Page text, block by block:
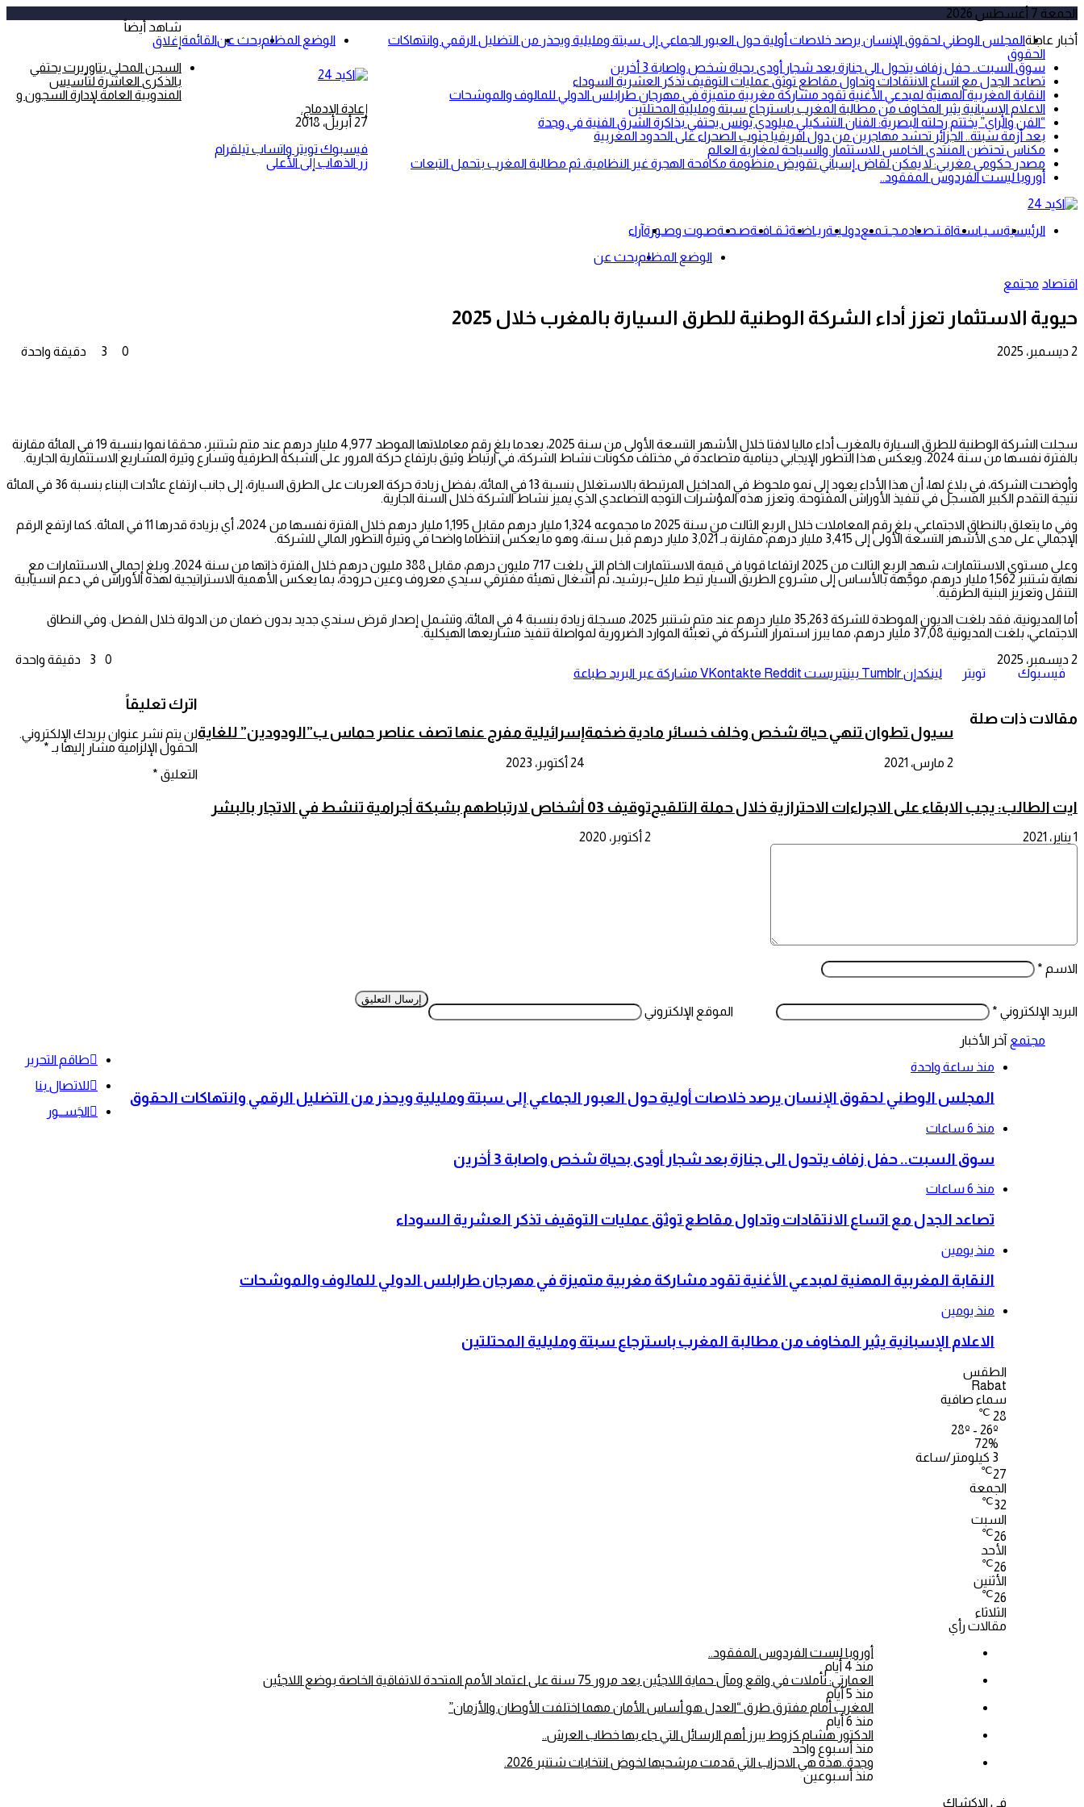
الجمعة 7 أغسطس 2026
أخبار عاجلةالمجلس الوطني لحقوق الإنسان يرصد خلاصات أولية حول العبور الجماعي إلى سبتة ومليلية ويحذر من التضليل الرقمي وانتهاكات
الحقوق
سوق السبت.. حفل زفاف يتحول الى جنازة بعد شجار أودى بحياة شخص واصابة 3 أخرين
تصاعد الجدل مع اتساع الانتقادات وتداول مقاطع توثق عمليات التوقيف تذكر العشرية السوداء
النقابة المغربية المهنية لمبدعي الأغنية تقود مشاركة مغربية متميزة في مهرجان طرابلس الدولي للمالوف والموشحات
الاعلام الإسبانية يثير المخاوف من مطالبة المغرب باسترجاع سبتة ومليلية المحتلتين
“الفن والراي” يختتم رحلته البصرية: الفنان التشكيلي ميلودي يونس يحتفي بذاكرة الشرق الفنية في وجدة
بعد أزمة سبتة.. الجزائر تحشد مهاجرين من دول افريقيا جنوب الصحراء على الحدود المغربية
مكناس تحتضن المنتدى الخامس للاستثمار والسياحة لمغاربة العالم
مصدر حكومي مغربي: لا يمكن لقاض إسباني تقويض منظومة مكافحة الهجرة غير النظامية، ثم مطالبة المغرب بتحمل التبعات
أوروبا ليست الفردوس المفقود..
القائمةبحث عنالوضع المظلم
الرئيسيةسـيـاســةاقـتـصــادمـجـتـمــعدولـيــةريـاضــةثـقـافــةصـحــةصـوت وصـورةآراء
بحث عنالوضع المظلم
اقتصاد مجتمع
حيوية الاستثمار تعزز أداء الشركة الوطنية للطرق السيارة بالمغرب خلال 2025
2 ديسمبر، 2025 0 دقيقة واحدة
سجلت الشركة الوطنية للطرق السيارة بالمغرب أداء ماليا لافتا خلال الأشهر التسعة الأولى من سنة 2025، بعدما بلغ رقم معاملاتها الموطد 4,977 مليار درهم عند متم شتنبر، محققا نموا بنسبة 19 في المائة مقارنة
بالفترة نفسها من سنة 2024. ويعكس هذا التطور الإيجابي دينامية متصاعدة في مختلف مكونات نشاط الشركة، في ارتباط وثيق بارتفاع حركة المرور على الشبكة الطرقية وتسارع وتيرة المشاريع الاستثمارية الجارية.
وأوضحت الشركة، في بلاغ لها، أن هذا الأداء يعود إلى نمو ملحوظ في المداخيل المرتبطة بالاستغلال بنسبة 13 في المائة، بفضل زيادة حركة العربات على الطرق السيارة، إلى جانب ارتفاع عائدات البناء بنسبة 36 في المائة
نتيجة التقدم الكبير المسجل في تنفيذ الأوراش المفتوحة. وتعزز هذه المؤشرات التوجه التصاعدي الذي يميز نشاط الشركة خلال السنة الجارية.
وفي ما يتعلق بالنطاق الاجتماعي، بلغ رقم المعاملات خلال الربع الثالث من سنة 2025 ما مجموعه 1,324 مليار درهم مقابل 1,195 مليار درهم خلال الفترة نفسها من 2024، أي بزيادة قدرها 11 في المائة. كما ارتفع الرقم
الإجمالي على مدى الأشهر التسعة الأولى إلى 3,415 مليار درهم، مقارنة بـ 3,021 مليار درهم قبل سنة، وهو ما يعكس انتظاما واضحا في وتيرة التطور المالي للشركة.
وعلى مستوى الاستثمارات، شهد الربع الثالث من 2025 ارتفاعا قويا في قيمة الاستثمارات الخام التي بلغت 717 مليون درهم، مقابل 388 مليون درهم خلال الفترة ذاتها من سنة 2024. وبلغ إجمالي الاستثمارات مع
نهاية شتنبر 1,562 مليار درهم، موجَّهة بالأساس إلى مشروع الطريق السيار تيط مليل–برشيد، ثم أشغال تهيئة مفترقي سيدي معروف وعين حرودة، بما يعكس الأهمية الاستراتيجية لهذه الأوراش في دعم انسيابية
التنقل وتعزيز البنية الطرقية.
أما المديونية، فقد بلغت الديون الموطدة للشركة 35,263 مليار درهم عند متم شتنبر 2025، مسجلة زيادة بنسبة 4 في المائة، وتشمل إصدار قرض سندي جديد بدون ضمان من الدولة خلال الفصل. وفي النطاق
الاجتماعي، بلغت المديونية 37,08 مليار درهم، مما يبرز استمرار الشركة في تعبئة الموارد الضرورية لمواصلة تنفيذ مشاريعها الهيكلية.
2 ديسمبر، 2025
0
دقيقة واحدة
فيسبوك
تويتر لينكدإن بينتيريست مشاركة عبر البريد طباعة
مقالات ذات صلة
سيول تطوان تنهي حياة شخص وخلف خسائر مادية ضخمة
2 مارس، 2021
إسرائيلية مفرج عنها تصف عناصر حماس ب”الودودين” للغاية
24 أكتوبر، 2023
ايت الطالب: يجب الابقاء على الاجراءات الاحترازية خلال حملة التلقيح
1 يناير، 2021
توقيف 03 أشخاص لارتباطهم بشبكة أجرامية تنشط في الاتجار بالبشر
2 أكتوبر، 2020
اترك تعليقاً
لن يتم نشر عنوان بريدك الإلكتروني.
الحقول الإلزامية مشار إليها بـ *
التعليق *
الاسم *
البريد الإلكتروني * الموقع الإلكتروني
شاهد أيضاً
إغلاق
مجتمع
السجن المحلي بتاوريرت يحتفي
بالذكرى العاشرة لتأسيس
المندوبية العامة لإدارة السجون و
إعادة الإدماج.
27 أبريل، 2018
آخر الأخبار
منذ ساعة واحدة
المجلس الوطني لحقوق الإنسان يرصد خلاصات أولية حول العبور الجماعي إلى سبتة ومليلية ويحذر من التضليل الرقمي وانتهاكات الحقوق
منذ 6 ساعات
سوق السبت.. حفل زفاف يتحول الى جنازة بعد شجار أودى بحياة شخص واصابة 3 أخرين
منذ 6 ساعات
تصاعد الجدل مع اتساع الانتقادات وتداول مقاطع توثق عمليات التوقيف تذكر العشرية السوداء
منذ يومين
النقابة المغربية المهنية لمبدعي الأغنية تقود مشاركة مغربية متميزة في مهرجان طرابلس الدولي للمالوف والموشحات
منذ يومين
الاعلام الإسبانية يثير المخاوف من مطالبة المغرب باسترجاع سبتة ومليلية المحتلتين
الطقس
Rabat
سماء صافية
28
℃
28º - 26º
72%
3 كيلومتر/ساعة
27
℃
الجمعة
32
℃
السبت
26
℃
الأحد
26
℃
الأثنين
26
℃
الثلاثاء
مقالات رأي
أوروبا ليست الفردوس المفقود..
منذ 4 أيام
العمارتي: تأملات في واقع ومآل حماية اللاجئين بعد مرور 75 سنة على اعتماد الأمم المتحدة للاتفاقية الخاصة بوضع اللاجئين
منذ 5 أيام
المغرب أمام مفترق طرق “العدل هو أساس الأمان مهما اختلفت الأوطان والأزمان”
منذ 6 أيام
الدكتور هشام كزوط يبرز أهم الرسائل التي جاء بها خطاب العرش..
منذ أسبوع واحد
وجدة..هذه هي الاحزاب التي قدمت مرشحيها لخوض انتخابات شتنبر 2026.
منذ أسبوعين
في الاكشاك
طاقم التحرير
للاتصال بنا
الجَســور
فيسبوك تويتر واتساب تيلقرام
زر الذهاب إلى الأعلى